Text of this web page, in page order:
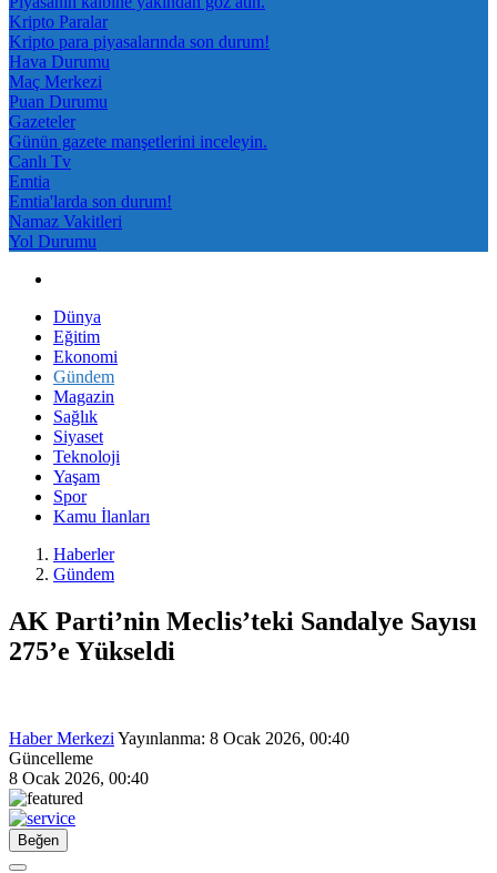
Kripto Paralar
Kripto para piyasalarında son durum!
Hava Durumu
Maç Merkezi
Puan Durumu
Gazeteler
Günün gazete manşetlerini inceleyin.
Canlı Tv
Emtia
Emtia'larda son durum!
Namaz Vakitleri
Yol Durumu
Dünya
Eğitim
Ekonomi
Gündem
Magazin
Sağlık
Siyaset
Teknoloji
Yaşam
Spor
Kamu İlanları
Haberler
Gündem
AK Parti’nin Meclis’teki Sandalye Sayısı
275’e Yükseldi
Haber Merkezi Yayınlanma: 8 Ocak 2026, 00:40
Güncelleme
8 Ocak 2026, 00:40
Beğen